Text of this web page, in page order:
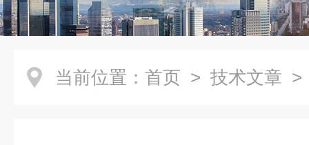
当前位置： 首页 > 技术文章 >